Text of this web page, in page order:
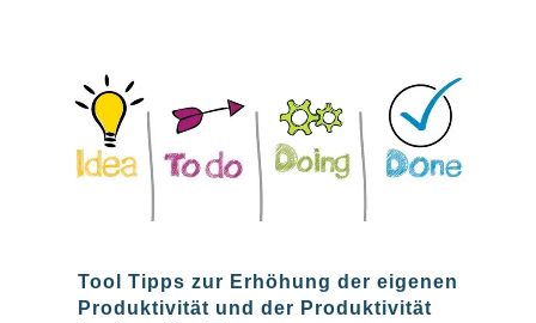
Tool Tipps zur Erhöhung der eigenen
Produktivität und der Produktivität